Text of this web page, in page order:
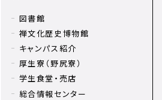
図書館
禅文化歴史博物館
キャンパス紹介
厚生寮（野尻寮）
学生食堂・売店
総合情報センター